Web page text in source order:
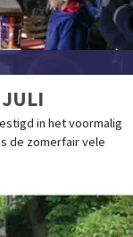
in het voormalig
de zomerfair vele